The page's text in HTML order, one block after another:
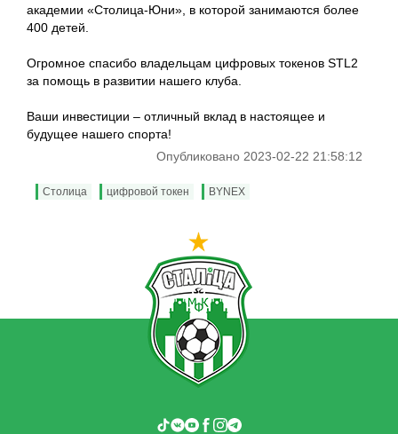
академии «Столица-Юни», в которой занимаются более
400 детей.
Огромное спасибо владельцам цифровых токенов STL2
за помощь в развитии нашего клуба.
Ваши инвестиции – отличный вклад в настоящее и
будущее нашего спорта!
Опубликовано 2023-02-22 21:58:12
Столица цифровой токен BYNEX